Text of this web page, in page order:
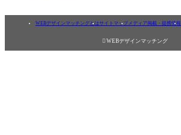
WEBデザインマッチングとはサイトマップ メディア掲載・提携情報
 WEBデザインマッチング